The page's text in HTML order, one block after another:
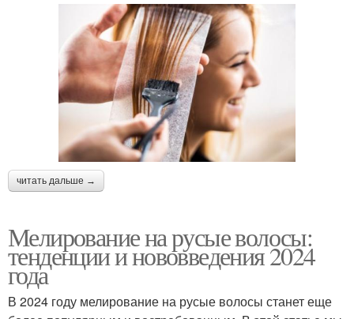
читать дальше →
Мелирование на русые волосы:
тенденции и нововведения 2024
года
В 2024 году мелирование на русые волосы станет еще